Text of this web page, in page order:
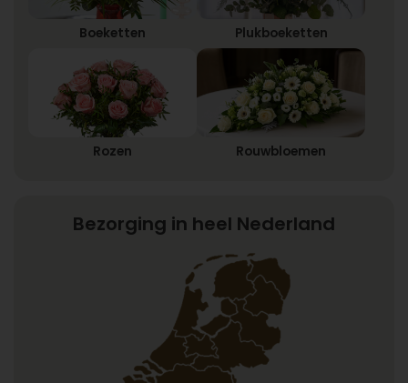
Boeketten Plukboeketten
Rozen Rouwbloemen
Bezorging in heel Nederland